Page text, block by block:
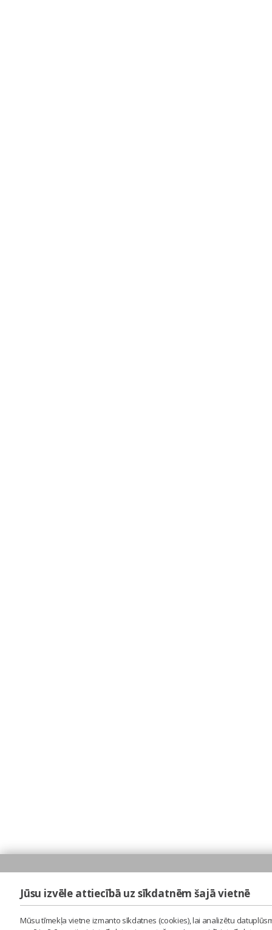
Jūsu izvēle attiecībā uz sīkdatnēm šajā vietnē
Mūsu tīmekļa vietne izmanto sīkdatnes (cookies), lai analizētu